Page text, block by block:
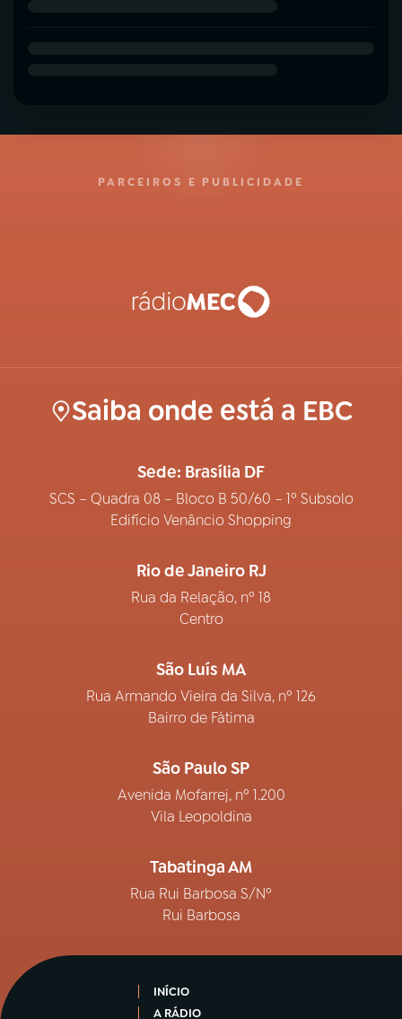
PARCEIROS E PUBLICIDADE
Saiba onde está a EBC
Sede: Brasília DF
SCS – Quadra 08 – Bloco B 50/60 – 1º Subsolo
Edifício Venâncio Shopping
Rio de Janeiro RJ
Rua da Relação, nº 18
Centro
São Luís MA
Rua Armando Vieira da Silva, nº 126
Bairro de Fátima
São Paulo SP
Avenida Mofarrej, nº 1.200
Vila Leopoldina
Tabatinga AM
Rua Rui Barbosa S/Nº
Rui Barbosa
INÍCIO
A RÁDIO